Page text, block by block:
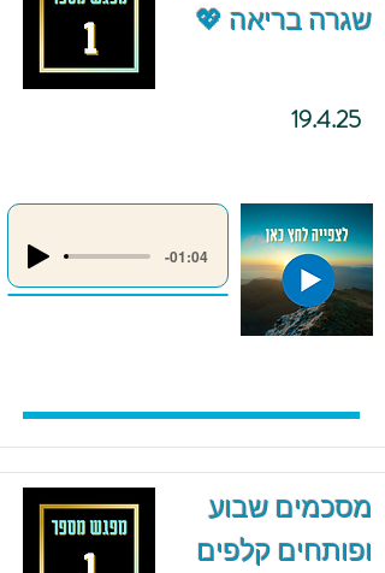
שגרה בריאה 💖
19.4.25
-01:04
מסכמים שבוע
ופותחים קלפים